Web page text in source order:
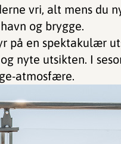
vri, alt mens du
og brygge.
på en spektakulær
nyte utsikten. I
atmosfære.